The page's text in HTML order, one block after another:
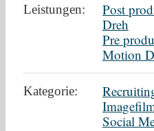
Leistungen:
Post
Dreh
Pre
Motion
Kategorie:
Social